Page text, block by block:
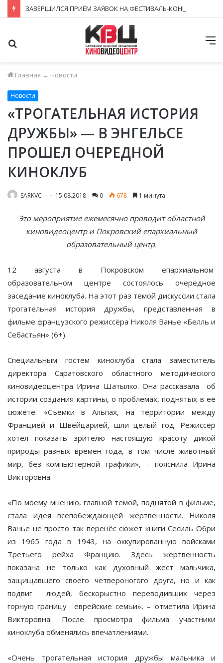
Главная → Новости
Новости
«ТРОГАТЕЛЬНАЯ ИСТОРИЯ
ДРУЖБЫ» — В ЭНГЕЛЬСЕ
ПРОШЕЛ ОЧЕРЕДНОЙ
КИНОКЛУБ
SARKVC 15.08.2018 0 678 1 минута
Это мероприятие ежемесячно проводит областной
киновидеоцентр и Покровский епархиальный
образовательный центр.
12 августа в Покровском епархиальном
образовательном центре состоялось очередное
заседание киноклуба. На этот раз темой дискуссии стала
трогательная история дружбы, представленная в
фильме французского режиссёра Николя Ванье «Белль и
Себастьян» (6+).
Специальным гостем киноклуба стала заместитель
директора Саратовского областного методического
киновидеоцентра Ирина Шатылко. Она рассказала об
истории создания картины, о проблемах, поднятых в её
сюжете. «Съёмки в Альпах, на территории между
Францией и Швейцарией, шли целый год. Режиссёр
хотел показать зрителю настоящую красоту дикой
природы разных времён года, в том числе животный
мир, без компьютерной графики», – пояснила Ирина
Викторовна.
«По моему мнению, главной темой, поднятой в фильме,
стала идея всепобеждающей жертвенности. Николя
Ванье не просто так перенёс сюжет книги Сесиль Обри
из 1965 года в 1943, на оккупированную войсками
Третьего рейха Францию. Здесь жертвенность
показана не только как духовный жест мальчика,
защищавшего своего четвероногого друга, но и как
подвиг людей, бескорыстно переводивших через
горную границу еврейские семьи», – отметила Ирина
Викторовна. После просмотра фильма участники
киноклуба обменялись впечатлениями.
«Очень трогательная история дружбы мальчика и